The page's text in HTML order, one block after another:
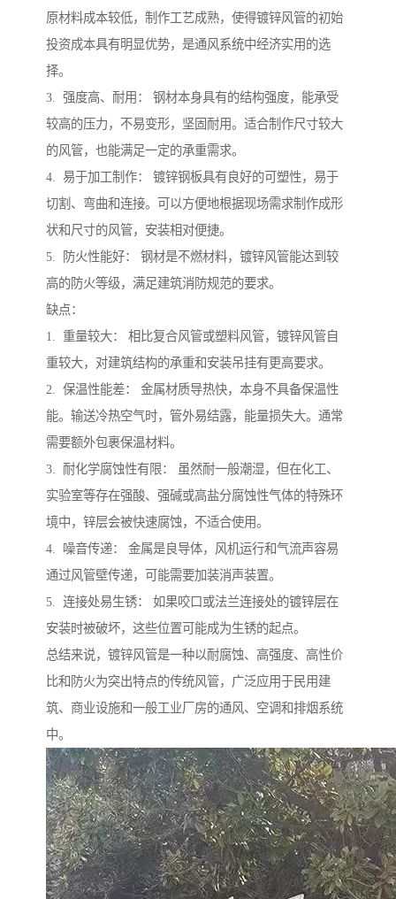
原材料成本较低，制作工艺成熟，使得镀锌风管的初始
投资成本具有明显优势，是通风系统中经济实用的选
择。
3. 强度高、耐用： 钢材本身具有的结构强度，能承受
较高的压力，不易变形，坚固耐用。适合制作尺寸较大
的风管，也能满足一定的承重需求。
4. 易于加工制作： 镀锌钢板具有良好的可塑性，易于
切割、弯曲和连接。可以方便地根据现场需求制作成形
状和尺寸的风管，安装相对便捷。
5. 防火性能好： 钢材是不燃材料，镀锌风管能达到较
高的防火等级，满足建筑消防规范的要求。
缺点：
1. 重量较大： 相比复合风管或塑料风管，镀锌风管自
重较大，对建筑结构的承重和安装吊挂有更高要求。
2. 保温性能差： 金属材质导热快，本身不具备保温性
能。输送冷热空气时，管外易结露，能量损失大。通常
需要额外包裹保温材料。
3. 耐化学腐蚀性有限： 虽然耐一般潮湿，但在化工、
实验室等存在强酸、强碱或高盐分腐蚀性气体的特殊环
境中，锌层会被快速腐蚀，不适合使用。
4. 噪音传递： 金属是良导体，风机运行和气流声容易
通过风管壁传递，可能需要加装消声装置。
5. 连接处易生锈： 如果咬口或法兰连接处的镀锌层在
安装时被破坏，这些位置可能成为生锈的起点。
总结来说，镀锌风管是一种以耐腐蚀、高强度、高性价
比和防火为突出特点的传统风管，广泛应用于民用建
筑、商业设施和一般工业厂房的通风、空调和排烟系统
中。